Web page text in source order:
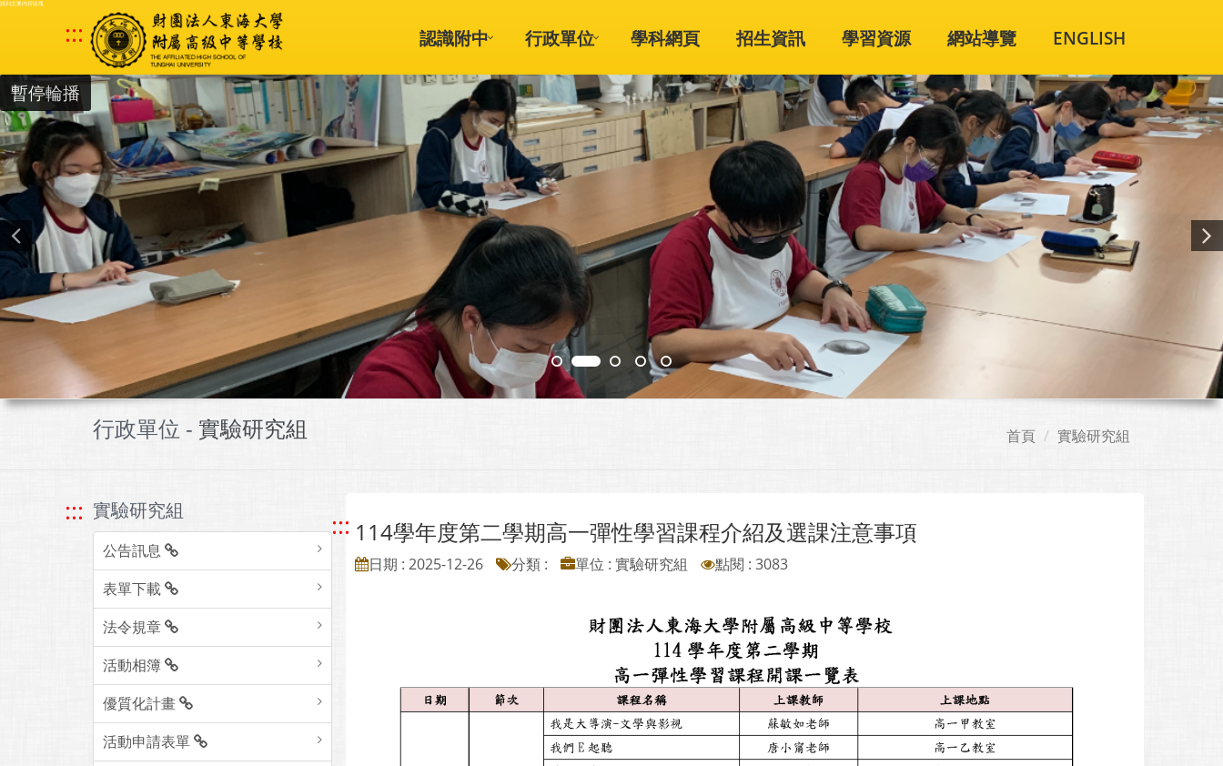
跳到主要內容區塊
::: 認識附中 行政單位 學科網頁 招生資訊 學習資源 網站導覽 ENGLISH
暫停輪播
行政單位 - 實驗研究組 首頁 實驗研究組
::: 實驗研究組
公告訊息
表單下載
法令規章
活動相簿
優質化計畫
活動申請表單
::: 114學年度第二學期高一彈性學習課程介紹及選課注意事項
日期 : 2025-12-26 分類 : 單位 : 實驗研究組 點閱 : 3083